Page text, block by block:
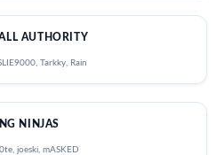
AUTHORITY
Tarkky, Rain
NINJAS
joeski, mASKED